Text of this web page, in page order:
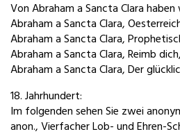
Von Abraham a Sancta Clara
Abraham a Sancta Clara,
Abraham a Sancta Clara,
Abraham a Sancta Clara, Reimb
Abraham a Sancta Clara, Der
18. Jahrhundert:
Im folgenden sehen Sie zwei
anon., Vierfacher Lob- und Ehren-